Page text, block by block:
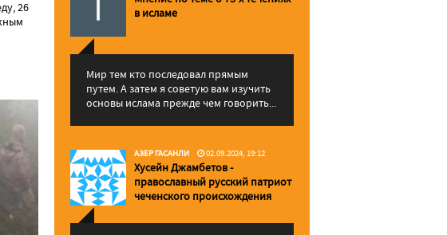
26
в исламе
Мир тем кто последовал прямым
путем. А затем я советую вам изучить
основы ислама прежде чем говорить...
АЗЕР ГАСАНЛИ 02.09.2024, 19:12
Хусейн Джамбетов -
православный русский патриот
чеченского происхождения